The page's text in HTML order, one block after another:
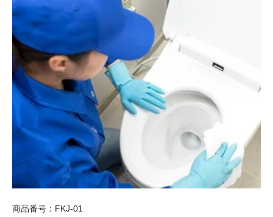
商品番号：FKJ-01